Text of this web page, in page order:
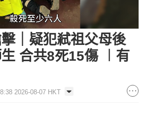
｜疑犯弒祖父母後
合共8死15傷 ︱有
2026-08-07 HKT